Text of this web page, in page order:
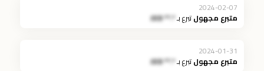
2024-02-07
متبرع مجهولتبرع بـ*.** JOD
2024-01-31
متبرع مجهولتبرع بـ*.** JOD